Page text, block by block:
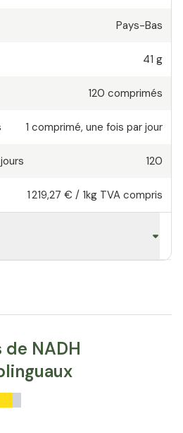
Pays-Bas
41 g
120 comprimés
1 comprimé, une fois par jour
120
1 219,27 € / 1kg TVA compris
NADH